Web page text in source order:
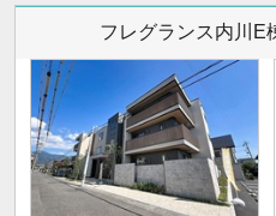
フレグランス内川E